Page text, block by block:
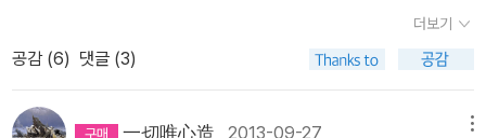
수, 이혼을 반복했다. 그는 어느 인터뷰에서 이렇게 말했다. ' 나는 어
찌된 셈인지 가는 곳마다, 누구에게나 멸시받았다. ' 영화 << 블레이
드 러너 >> 의 원작인 < 안드로이드는 전기 양을 꿈꾸는가 > 에서 주
수능시험도 있었고, 방학도 했고, 지금 학생들 공부할 때라서 그런지,
공부에 관한 관심이 있는 학생들을 위한 공부법 책이 여러 권 소개되
력 3. 기적의 공부공식 4. 나는 꿈에도 SKY는 못갈 줄 알았다.5. 기
매토록 하는데 크게 한 몫 (했을 것으로 예상) 디자인 칭찬하는 평들
이 인터넷에 줄을 이었음 (아직도 잇는 중) 그러다가 나온 폴라북스의
두 번째 야심작 <미래의 문학> 흰 바탕에 일러스트 박스를 삽입한 표
지의 디자인 노선이 기존에 칭찬 받던 필립 딕 선집에서 크게 벗어나
더보기
공감 (6) 댓글 (3)
一切唯心造 2013-09-27